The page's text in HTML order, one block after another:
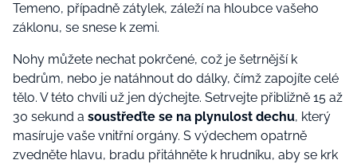
Temeno, případně zátylek, záleží na hloubce vašeho
záklonu, se snese k zemi.
Nohy můžete nechat pokrčené, což je šetrnější k
bedrům, nebo je natáhnout do dálky, čímž zapojíte celé
tělo. V této chvíli už jen dýchejte. Setrvejte přibližně 15 až
30 sekund a soustřeďte se na plynulost dechu, který
masíruje vaše vnitřní orgány. S výdechem opatrně
zvedněte hlavu, bradu přitáhněte k hrudníku, aby se krk